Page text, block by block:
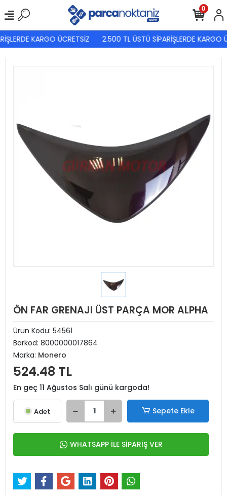
KARGO ÜCRETSİZ 2.500 TL ÜSTÜ SİPARİŞLERDE KARGO
0
ÖN FAR GRENAJI ÜST PARÇA MOR ALPHA
Ürün Kodu: 54561
Barkod: 8000000017864
Marka: Monero
524.48 TL
En geç 11 Ağustos Salı günü kargoda!
Adet Sepete Ekle
WHATSAPP İLE SİPARİŞ VER